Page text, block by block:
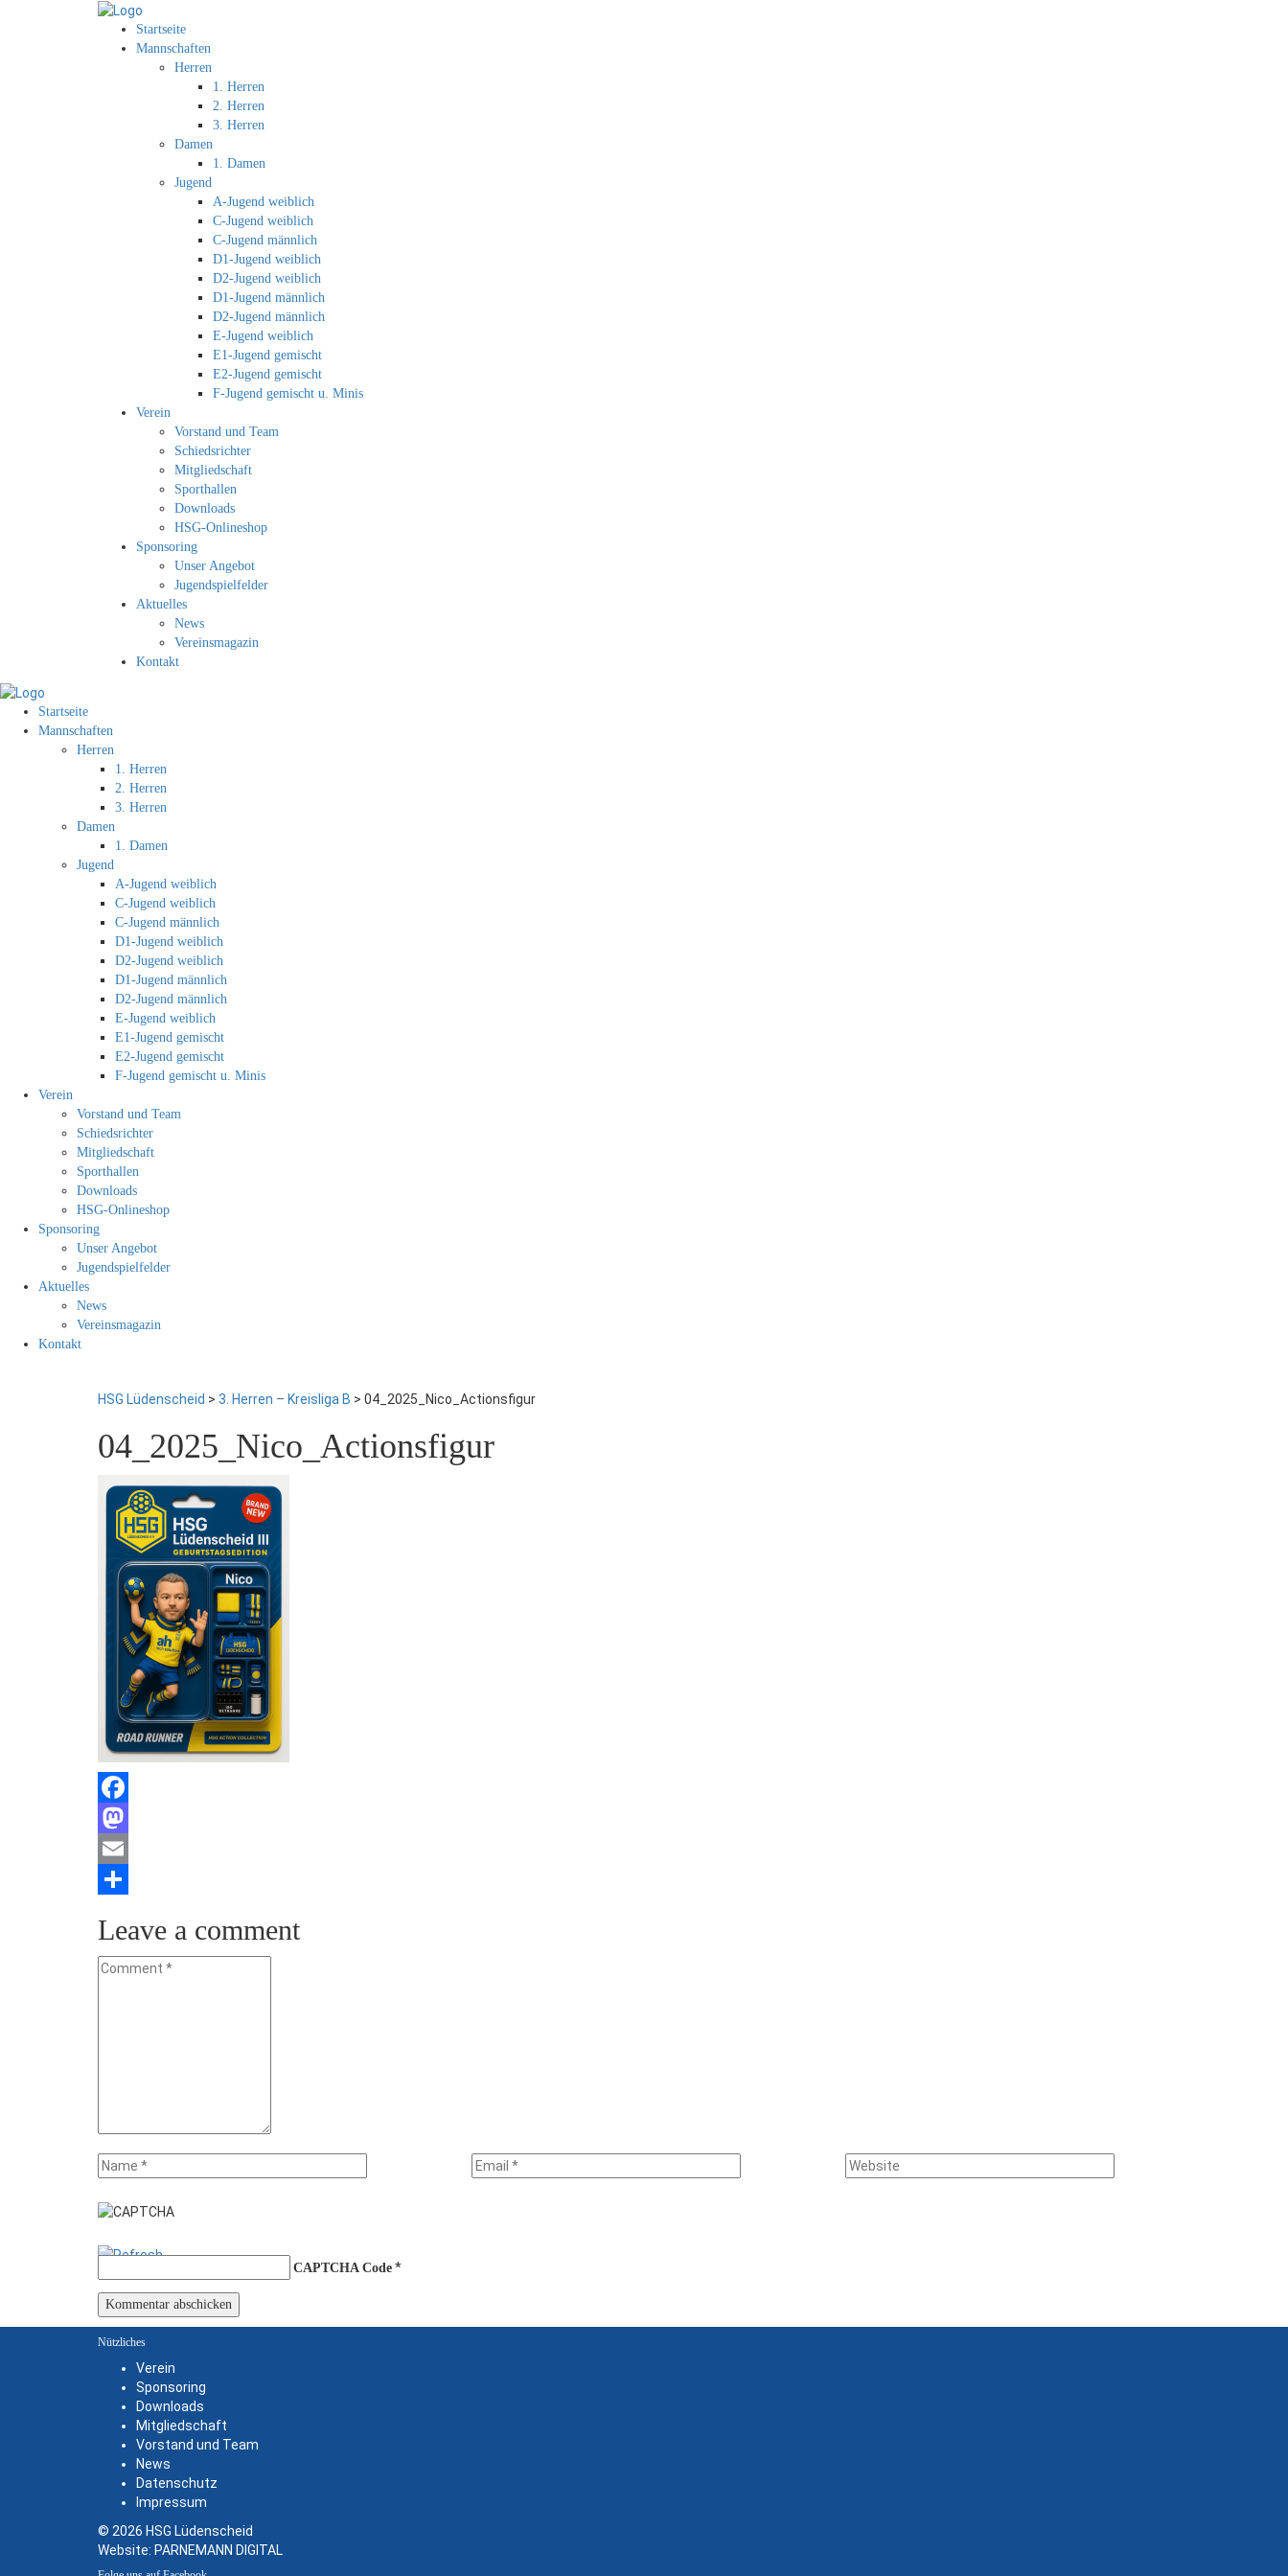
Startseite
Mannschaften
Herren
1. Herren
2. Herren
3. Herren
Damen
1. Damen
Jugend
A-Jugend weiblich
C-Jugend weiblich
C-Jugend männlich
D1-Jugend weiblich
D2-Jugend weiblich
D1-Jugend männlich
D2-Jugend männlich
E-Jugend weiblich
E1-Jugend gemischt
E2-Jugend gemischt
F-Jugend gemischt u. Minis
Verein
Vorstand und Team
Schiedsrichter
Mitgliedschaft
Sporthallen
Downloads
HSG-Onlineshop
Sponsoring
Unser Angebot
Jugendspielfelder
Aktuelles
News
Vereinsmagazin
Kontakt
Startseite
Mannschaften
Herren
1. Herren
2. Herren
3. Herren
Damen
1. Damen
Jugend
A-Jugend weiblich
C-Jugend weiblich
C-Jugend männlich
D1-Jugend weiblich
D2-Jugend weiblich
D1-Jugend männlich
D2-Jugend männlich
E-Jugend weiblich
E1-Jugend gemischt
E2-Jugend gemischt
F-Jugend gemischt u. Minis
Verein
Vorstand und Team
Schiedsrichter
Mitgliedschaft
Sporthallen
Downloads
HSG-Onlineshop
Sponsoring
Unser Angebot
Jugendspielfelder
Aktuelles
News
Vereinsmagazin
Kontakt
HSG Lüdenscheid > 3. Herren – Kreisliga B > 04_2025_Nico_Actionsfigur
04_2025_Nico_Actionsfigur
Facebook
Mastodon
Email
Leave a comment
CAPTCHA Code *
Nützliches
Verein
Sponsoring
Downloads
Mitgliedschaft
Vorstand und Team
News
Datenschutz
Impressum
© 2026 HSG Lüdenscheid
Website: PARNEMANN DIGITAL